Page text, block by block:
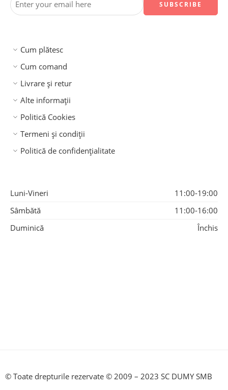
Cum plătesc
Cum comand
Livrare și retur
Alte informații
Politică Cookies
Termeni și condiții
Politică de confidențialitate
Luni-Vineri
11:00-19:00
Sâmbătă
11:00-16:00
Duminică
Închis
© Toate drepturile rezervate © 2009 – 2023 SC DUMY SMB